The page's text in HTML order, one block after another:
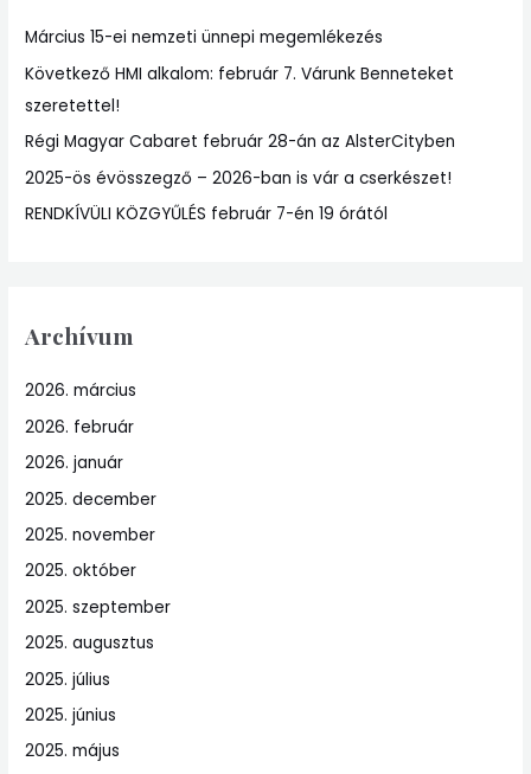
f
o
r
:
Március 15-ei nemzeti ünnepi megemlékezés
Következő HMI alkalom: február 7. Várunk Benneteket
szeretettel!
Régi Magyar Cabaret február 28-án az AlsterCityben
2025-ös évösszegző – 2026-ban is vár a cserkészet!
RENDKÍVÜLI KÖZGYŰLÉS február 7-én 19 órától
Archívum
2026. március
2026. február
2026. január
2025. december
2025. november
2025. október
2025. szeptember
2025. augusztus
2025. július
2025. június
2025. május